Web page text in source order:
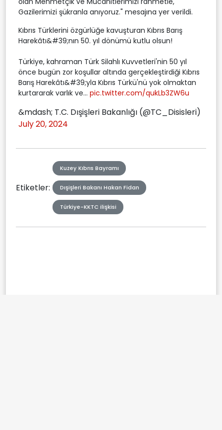
Gazilerimizi şükranla anıyoruz." mesajına yer verildi.
Kıbrıs Türklerini özgürlüğe kavuşturan Kıbrıs Barış
Harekâtı&#39;nın 50. yıl dönümü kutlu olsun!
Türkiye, kahraman Türk Silahlı Kuvvetleri'nin 50 yıl
önce bugün zor koşullar altında gerçekleştirdiği Kıbrıs
Barış Harekâtı&#39;yla Kıbrıs Türkü'nü yok olmaktan
kurtararak varlık ve... pic.twitter.com/qukLb3ZW6u
&mdash; T.C. Dışişleri Bakanlığı (@TC_Disisleri)
July 20, 2024
Etiketler:
Kuzey Kıbrıs Bayramı
Dışişleri Bakanı Hakan Fidan
Türkiye-KKTC ilişkisi